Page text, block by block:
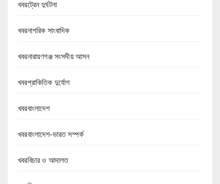
খবরট্রেন দুর্ঘটনা
খবরনাগরিক সাংবাদিক
খবরনারায়ণগঞ্জ সংসদীয় আসন
খবরপ্রাকিতিক দুর্যোগ
খবরবাংলাদেশ
খবরবাংলাদেশ-ভারত সম্পর্ক
খবরবিচার ও আদালত